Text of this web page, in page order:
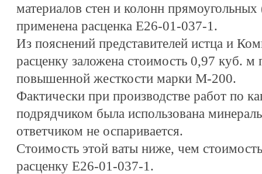
материалов стен и колонн
применена расценка Е26-01-037-1.
Из пояснений представителей истца и
расценку заложена стоимость 0,97 куб. м
повышенной жесткости марки М-200.
Фактически при производстве работ по
подрядчиком была использована
ответчиком не оспаривается.
Стоимость этой ваты ниже, чем
расценку Е26-01-037-1.